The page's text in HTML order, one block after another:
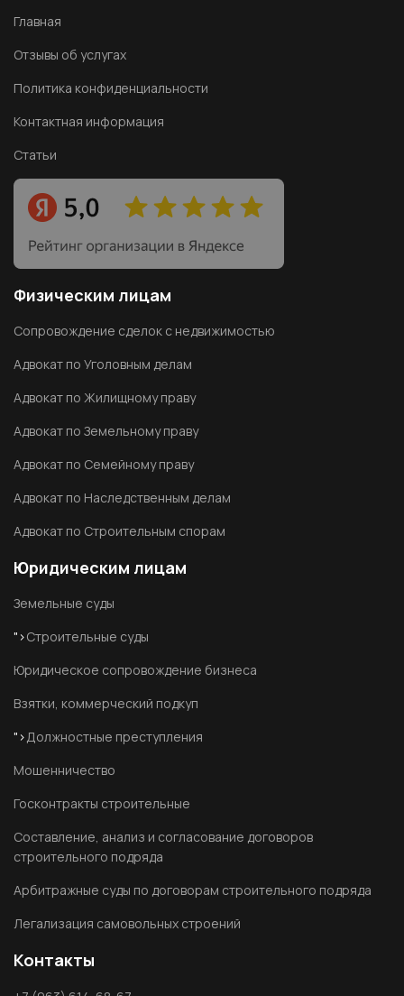
Главная
Отзывы об услугах
Политика конфиденциальности
Контактная информация
Статьи
Физическим лицам
Сопровождение сделок с недвижимостью
Адвокат по Уголовным делам
Адвокат по Жилищному праву
Адвокат по Земельному праву
Адвокат по Семейному праву
Адвокат по Наследственным делам
Адвокат по Строительным спорам
Юридическим лицам
Земельные суды
">Строительные суды
Юридическое сопровождение бизнеса
Взятки, коммерческий подкуп
">Должностные преступления
Мошенничество
Госконтракты строительные
Составление, анализ и согласование договоров
строительного подряда
Арбитражные суды по договорам строительного подряда
Легализация самовольных строений
Контакты